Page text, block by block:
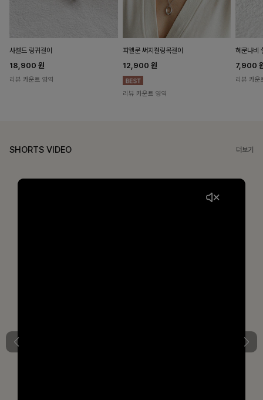
사셀드 링귀걸이
18,900 원
리뷰 카운트 영역
피엘룬 써지컬링목걸이
12,900 원
리뷰 카운트 영역
헤룬나비
7,900
리뷰 카운
SHORTS VIDEO 더보기